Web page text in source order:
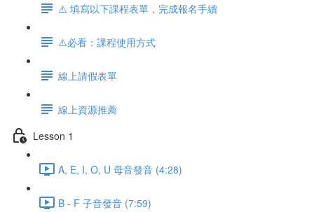
⚠️ 填寫以下課程表單，完成報名手續
⚠️必看：課程使用方式
線上請假表單
線上資源推薦
Lesson 1
A, E, I, O, U 母音發音 (4:28)
B - F 子音發音 (7:59)